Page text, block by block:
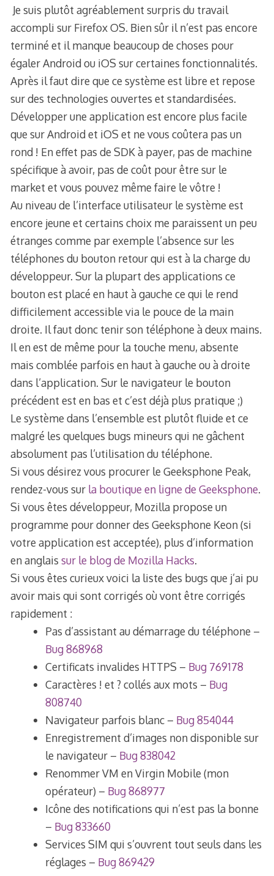
Je suis plutôt agréablement surpris du travail
accompli sur Firefox OS. Bien sûr il n’est pas encore
terminé et il manque beaucoup de choses pour
égaler Android ou iOS sur certaines fonctionnalités.
Après il faut dire que ce système est libre et repose
sur des technologies ouvertes et standardisées.
Développer une application est encore plus facile
que sur Android et iOS et ne vous coûtera pas un
rond ! En effet pas de SDK à payer, pas de machine
spécifique à avoir, pas de coût pour être sur le
market et vous pouvez même faire le vôtre !
Au niveau de l’interface utilisateur le système est
encore jeune et certains choix me paraissent un peu
étranges comme par exemple l’absence sur les
téléphones du bouton retour qui est à la charge du
développeur. Sur la plupart des applications ce
bouton est placé en haut à gauche ce qui le rend
difficilement accessible via le pouce de la main
droite. Il faut donc tenir son téléphone à deux mains.
Il en est de même pour la touche menu, absente
mais comblée parfois en haut à gauche ou à droite
dans l’application. Sur le navigateur le bouton
précédent est en bas et c’est déjà plus pratique ;)
Le système dans l’ensemble est plutôt fluide et ce
malgré les quelques bugs mineurs qui ne gâchent
absolument pas l’utilisation du téléphone.
Si vous désirez vous procurer le Geeksphone Peak,
rendez-vous sur la boutique en ligne de Geeksphone.
Si vous êtes développeur, Mozilla propose un
programme pour donner des Geeksphone Keon (si
votre application est acceptée), plus d’information
en anglais sur le blog de Mozilla Hacks.
Si vous êtes curieux voici la liste des bugs que j’ai pu
avoir mais qui sont corrigés où vont être corrigés
rapidement :
Pas d’assistant au démarrage du téléphone –
Bug 868968
Certificats invalides HTTPS – Bug 769178
Caractères ! et ? collés aux mots – Bug
808740
Navigateur parfois blanc – Bug 854044
Enregistrement d’images non disponible sur
le navigateur – Bug 838042
Renommer VM en Virgin Mobile (mon
opérateur) – Bug 868977
Icône des notifications qui n’est pas la bonne
– Bug 833660
Services SIM qui s’ouvrent tout seuls dans les
réglages – Bug 869429